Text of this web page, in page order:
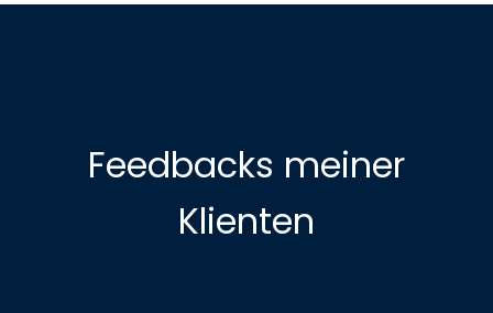
Feedbacks meiner
Klienten